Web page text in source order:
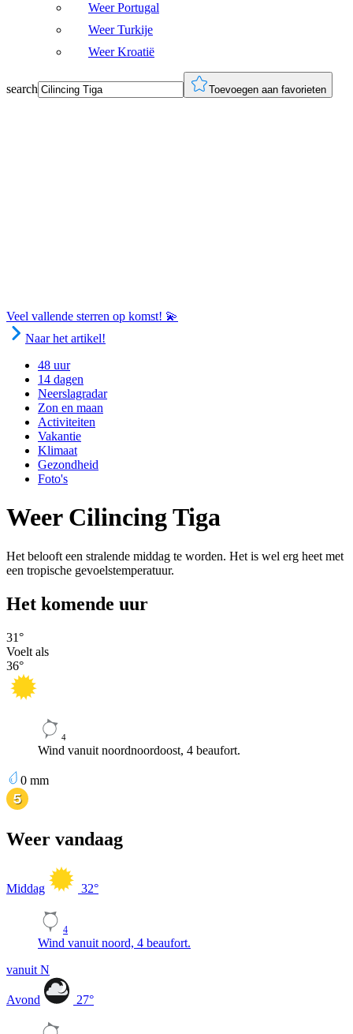
Weer Portugal
Weer Turkije
Weer Kroatië
search Toevoegen aan favorieten
Veel vallende sterren op komst! 💫
Naar het artikel!
48 uur
14 dagen
Neerslagradar
Zon en maan
Activiteiten
Vakantie
Klimaat
Gezondheid
Foto's
Weer Cilincing Tiga
Het belooft een stralende middag te worden. Het is wel erg heet met
een tropische gevoelstemperatuur.
Het komende uur
31°
Voelt als
36°
4
Wind vanuit noordnoordoost, 4 beaufort.
0 mm
Weer vandaag
Middag 32°
4
Wind vanuit noord, 4 beaufort.
vanuit N
Avond 27°